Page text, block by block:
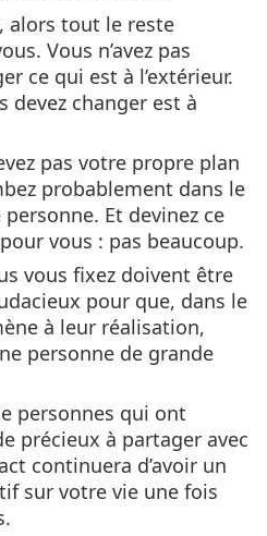
alors tout le reste
Vous n’avez pas
ce qui est à l’extérieur.
devez changer est à
pas votre propre plan
probablement dans le
personne. Et devinez ce
vous : pas beaucoup.
vous fixez doivent être
pour que, dans le
à leur réalisation,
personne de grande
personnes qui ont
précieux à partager avec
continuera d’avoir un
sur votre vie une fois